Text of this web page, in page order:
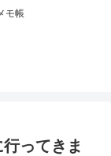
モ帳
ってきま